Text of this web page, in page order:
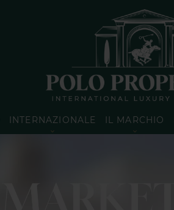
INTERNAZIONALE IL MARCHIO